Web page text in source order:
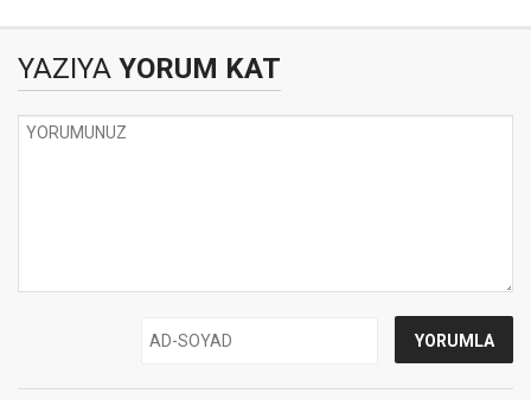
YAZIYA YORUM KAT